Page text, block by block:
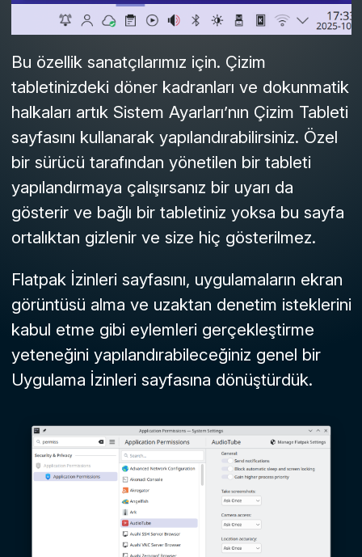
Bu özellik sanatçılarımız için. Çizim
tabletinizdeki döner kadranları ve dokunmatik
halkaları artık Sistem Ayarları’nın Çizim Tableti
sayfasını kullanarak yapılandırabilirsiniz. Özel
bir sürücü tarafından yönetilen bir tableti
yapılandırmaya çalışırsanız bir uyarı da
gösterir ve bağlı bir tabletiniz yoksa bu sayfa
ortalıktan gizlenir ve size hiç gösterilmez.
Flatpak İzinleri sayfasını, uygulamaların ekran
görüntüsü alma ve uzaktan denetim isteklerini
kabul etme gibi eylemleri gerçekleştirme
yeteneğini yapılandırabileceğiniz genel bir
Uygulama İzinleri sayfasına dönüştürdük.